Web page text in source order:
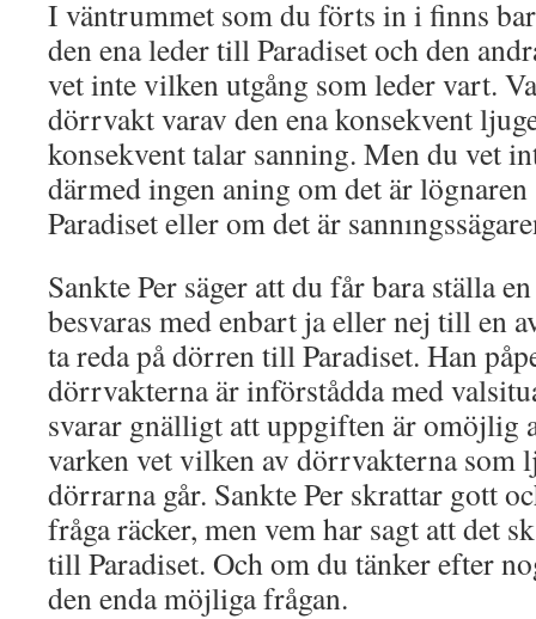
I väntrummet som du förts in i finns
den ena leder till Paradiset och den
vet inte vilken utgång som leder vart.
dörrvakt varav den ena konsekvent
konsekvent talar sanning. Men du vet
därmed ingen aning om det är
Paradiset eller om det är
Sankte Per säger att du får bara ställa
besvaras med enbart ja eller nej till en
ta reda på dörren till Paradiset. Han
dörrvakterna är införstådda med
svarar gnälligt att uppgiften är omöjlig
varken vet vilken av dörrvakterna som
dörrarna går. Sankte Per skrattar gott
fråga räcker, men vem har sagt att det
till Paradiset. Och om du tänker efter
den enda möjliga frågan.